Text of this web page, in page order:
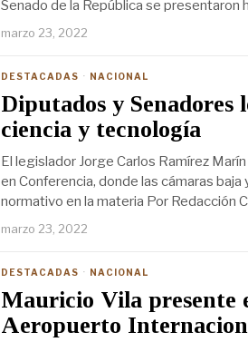
Senado de la República se
marzo 23, 2022
DESTACADAS · NACIONAL
Diputados y Senadores
ciencia y tecnología
El legislador Jorge Carlos Ramírez
en Conferencia, donde las cámaras baja
normativo en la materia Por Redacción
marzo 23, 2022
DESTACADAS · NACIONAL
Mauricio Vila presente
Aeropuerto